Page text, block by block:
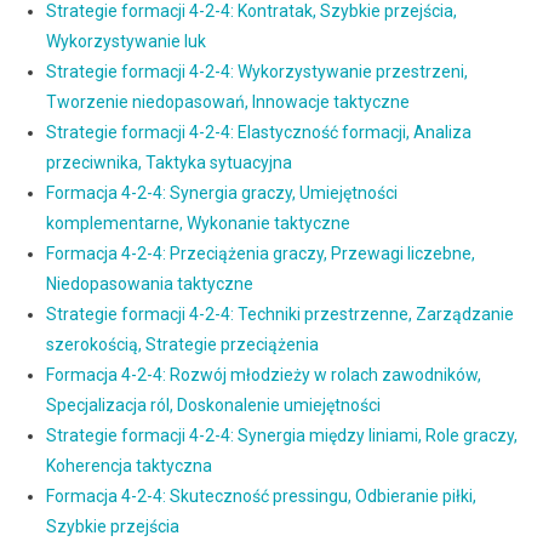
Strategie formacji 4-2-4: Kontratak, Szybkie przejścia,
Wykorzystywanie luk
Strategie formacji 4-2-4: Wykorzystywanie przestrzeni,
Tworzenie niedopasowań, Innowacje taktyczne
Strategie formacji 4-2-4: Elastyczność formacji, Analiza
przeciwnika, Taktyka sytuacyjna
Formacja 4-2-4: Synergia graczy, Umiejętności
komplementarne, Wykonanie taktyczne
Formacja 4-2-4: Przeciążenia graczy, Przewagi liczebne,
Niedopasowania taktyczne
Strategie formacji 4-2-4: Techniki przestrzenne, Zarządzanie
szerokością, Strategie przeciążenia
Formacja 4-2-4: Rozwój młodzieży w rolach zawodników,
Specjalizacja ról, Doskonalenie umiejętności
Strategie formacji 4-2-4: Synergia między liniami, Role graczy,
Koherencja taktyczna
Formacja 4-2-4: Skuteczność pressingu, Odbieranie piłki,
Szybkie przejścia